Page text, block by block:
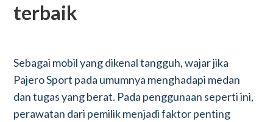
terbaik
Sebagai mobil yang dikenal tangguh, wajar jika
Pajero Sport pada umumnya menghadapi medan
dan tugas yang berat. Pada penggunaan seperti ini,
perawatan dari pemilik menjadi faktor penting